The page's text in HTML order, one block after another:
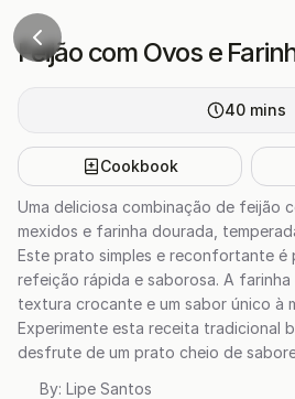
Feijão com Ovos e
40 mins
Cookbook
Uma deliciosa combinação de feijão
mexidos e farinha dourada,
Este prato simples e reconfortante é
refeição rápida e saborosa. A farinha
textura crocante e um sabor único à
Experimente esta receita tradicional
desfrute de um prato cheio de
By: Lipe Santos